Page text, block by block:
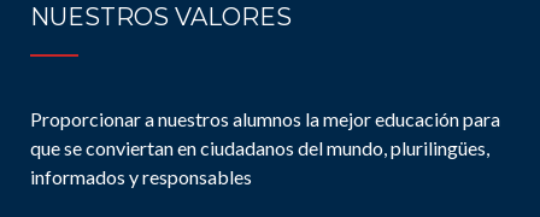
NUESTROS VALORES
Proporcionar a nuestros alumnos la mejor educación para
que se conviertan en ciudadanos del mundo, plurilingües,
informados y responsables